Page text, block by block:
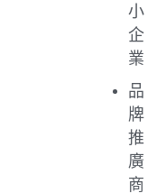
小
企
業
品
牌
推
廣
商